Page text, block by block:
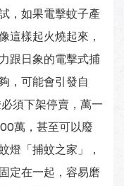
，如果電擊蚊子產
這樣起火燒起來，
跟日象的電擊式捕
，可能會引發自
須下架停賣，萬一
萬，甚至可以廢
燈「捕蚊之家」，
定在一起，容易磨